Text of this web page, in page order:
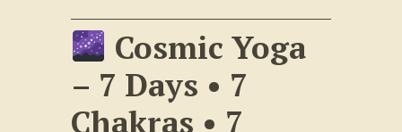
Cosmic Yoga
– 7 Days • 7
Chakras • 7